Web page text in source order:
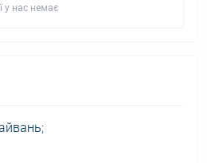
у нас немає